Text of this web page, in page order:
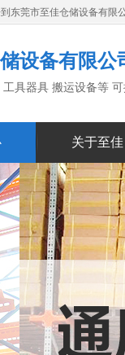
莞市至佳仓储设备有限
设备有限公
具器具 搬运设备等
关于至佳